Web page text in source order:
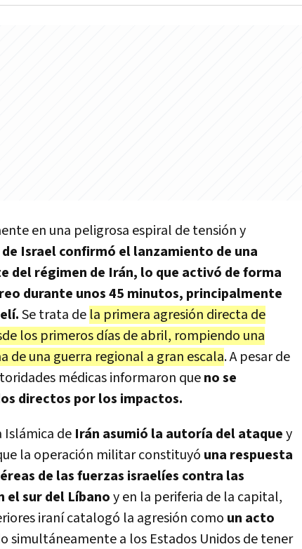
en una peligrosa espiral de tensión y
de Israel confirmó el lanzamiento de una
del régimen de Irán, lo que activó de forma
durante unos 45 minutos, principalmente
Se trata de la primera agresión directa de
los primeros días de abril, rompiendo una
una guerra regional a gran escala. A pesar de
médicas informaron queno se
directos por los impactos.
Islámica de Irán asumió la autoría del ataquey
la operación militar constituyó una respuesta
de las fuerzas israelíes contra las
el sur del Líbanoy en la periferia de la capital,
iraní catalogó la agresión como un acto
simultáneamente a los Estados Unidos de tener